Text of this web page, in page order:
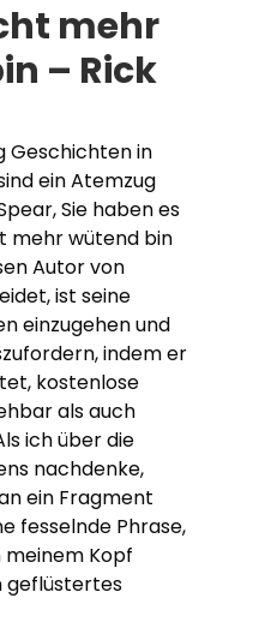
mehr
– Rick
Geschichten in
ein Atemzug
Sie haben es
mehr wütend bin
Autor von
ist seine
einzugehen und
indem er
kostenlose
als auch
ich über die
nachdenke,
ein Fragment
fesselnde Phrase,
meinem Kopf
geflüstertes